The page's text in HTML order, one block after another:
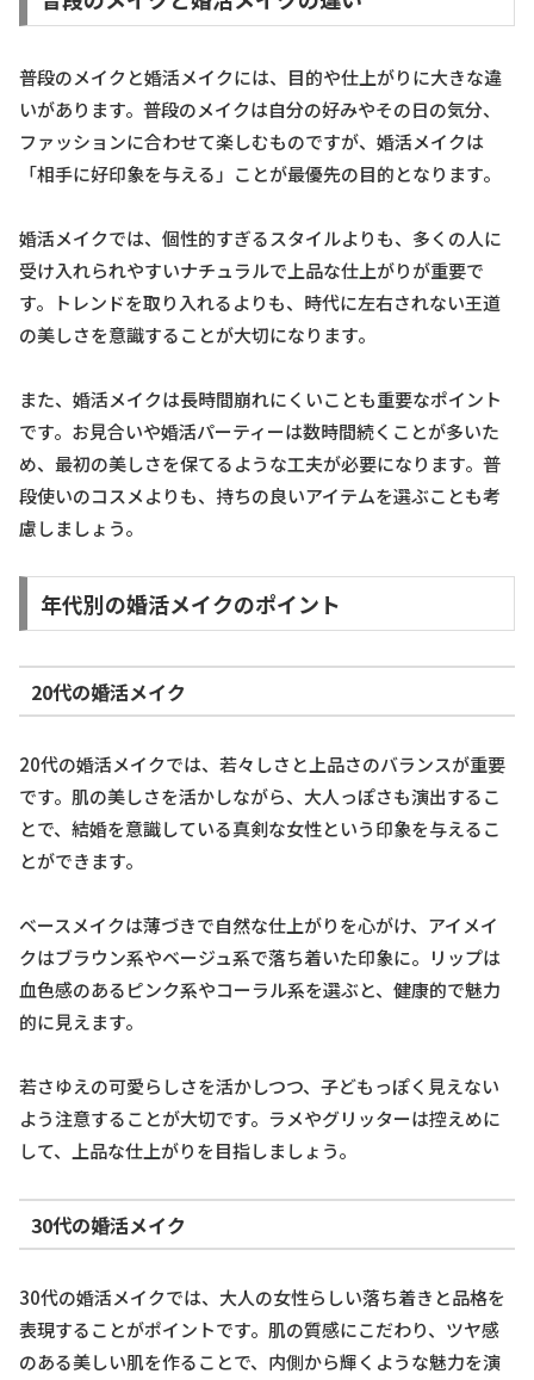
普段のメイクと婚活メイクには、目的や仕上がりに大きな違
いがあります。普段のメイクは自分の好みやその日の気分、
ファッションに合わせて楽しむものですが、婚活メイクは
「相手に好印象を与える」ことが最優先の目的となります。
婚活メイクでは、個性的すぎるスタイルよりも、多くの人に
受け入れられやすいナチュラルで上品な仕上がりが重要で
す。トレンドを取り入れるよりも、時代に左右されない王道
の美しさを意識することが大切になります。
また、婚活メイクは長時間崩れにくいことも重要なポイント
です。お見合いや婚活パーティーは数時間続くことが多いた
め、最初の美しさを保てるような工夫が必要になります。普
段使いのコスメよりも、持ちの良いアイテムを選ぶことも考
慮しましょう。
年代別の婚活メイクのポイント
20代の婚活メイク
20代の婚活メイクでは、若々しさと上品さのバランスが重要
です。肌の美しさを活かしながら、大人っぽさも演出するこ
とで、結婚を意識している真剣な女性という印象を与えるこ
とができます。
ベースメイクは薄づきで自然な仕上がりを心がけ、アイメイ
クはブラウン系やベージュ系で落ち着いた印象に。リップは
血色感のあるピンク系やコーラル系を選ぶと、健康的で魅力
的に見えます。
若さゆえの可愛らしさを活かしつつ、子どもっぽく見えない
よう注意することが大切です。ラメやグリッターは控えめに
して、上品な仕上がりを目指しましょう。
30代の婚活メイク
30代の婚活メイクでは、大人の女性らしい落ち着きと品格を
表現することがポイントです。肌の質感にこだわり、ツヤ感
のある美しい肌を作ることで、内側から輝くような魅力を演